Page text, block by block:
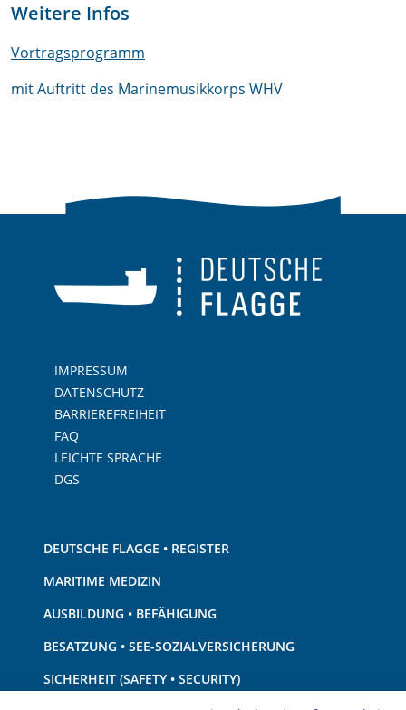
Weitere Infos
Vortragsprogramm
mit Auftritt des Marinemusikkorps WHV
IMPRESSUM
DATENSCHUTZ
BARRIEREFREIHEIT
FAQ
LEICHTE SPRACHE
DGS
DEUTSCHE FLAGGE • REGISTER
MARITIME MEDIZIN
AUSBILDUNG • BEFÄHIGUNG
BESATZUNG • SEE-SOZIALVERSICHERUNG
SICHERHEIT (SAFETY • SECURITY)